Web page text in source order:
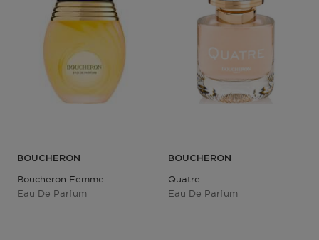
BOUCHERON
Boucheron Femme
Eau De Parfum
BOUCHERON
Quatre
Eau De Parfum